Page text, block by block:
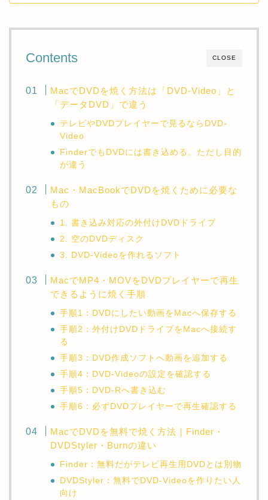
CLOSE
Contents
MacでDVDを焼く方法は「DVD-Video」と
「データDVD」で違う
テレビやDVDプレイヤーで見るならDVD-
Video
FinderでもDVDには書き込める。ただし目的
が違う
Mac・MacBookでDVDを焼くために必要な
もの
1. 書き込み対応の外付けDVDドライブ
2. 空のDVDディスク
3. DVD-Videoを作れるソフト
MacでMP4・MOVをDVDプレイヤーで再生
できるように焼く手順
手順1：DVDにしたい動画をMacへ保存する
手順2：外付けDVDドライブをMacへ接続す
る
手順3：DVD作成ソフトへ動画を追加する
手順4：DVD-Videoの設定を確認する
手順5：DVD-Rへ書き込む
手順6：必ずDVDプレイヤーで再生確認する
MacでDVDを無料で焼く方法｜Finder・
DVDStyler・Burnの違い
Finder：無料だがテレビ再生用DVDとは別物
DVDStyler：無料でDVD-Videoを作りたい人
向け